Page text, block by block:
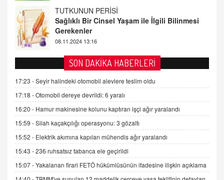
FARUK ÖNALAN
Tezkere Onaylanmasaydı…
2 Kasım 2021 Salı 00:11
AV. DOĞAN CAN DOĞAN
Kişisel verilerin korunması ve dijital hukukun
gelişimi
SEHER EREK
Kış Ayları Geldi, Hangi Önlemler Alınmalı?
9.12.2025 10:11
İNCİ GÜL AKÖL
Trump Keşke Adana'yı da Ziyaret Etse...
SON DAKİKA HABERLERİ
17:23 -Seyir halindeki otomobil alevlere teslim oldu
17:18 -Otomobil dereye devrildi: 6 yaralı
16:20 - Hamur makinesine kolunu kaptıran işçi ağır yaralandı
15:59 -Silah kaçakçılığı operasyonu: 3 gözaltı
15:52 - Elektrik akımına kapılan mühendis ağır yaralandı
15:43 -236 ruhsatsız tabanca ele geçirildi
15:07 -Yakalanan firari FETÖ hükümlüsünün ifadesine ilişkin açıklama